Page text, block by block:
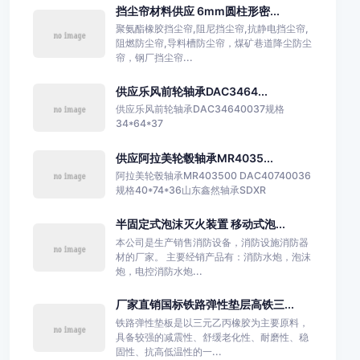
挡尘帘材料供应 6mm圆柱形密...
聚氨酯橡胶挡尘帘,阻尼挡尘帘,抗静电挡尘帘,
阻燃防尘帘,导料槽防尘帘，煤矿巷道降尘防尘
帘，钢厂挡尘帘...
供应乐风前轮轴承DAC3464...
供应乐风前轮轴承DAC34640037规格
34*64*37
供应阿拉美轮毂轴承MR4035...
阿拉美轮毂轴承MR403500 DAC40740036
规格40*74*36山东鑫然轴承SDXR
半固定式泡沫灭火装置 移动式泡...
本公司是生产销售消防设备，消防设施消防器
材的厂家。 主要经销产品有：消防水炮，泡沫
炮，电控消防水炮...
厂家直销国标铁路弹性垫层高铁三...
铁路弹性垫板是以三元乙丙橡胶为主要原料，
具备较强的减震性、舒缓老化性、耐磨性、稳
固性、抗高低温性的一...